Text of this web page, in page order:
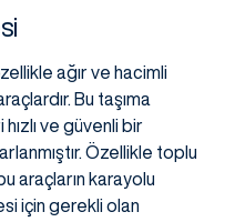
ağır ve hacimli
Bu taşıma
ve güvenli bir
Özellikle toplu
araçların karayolu
için gerekli olan